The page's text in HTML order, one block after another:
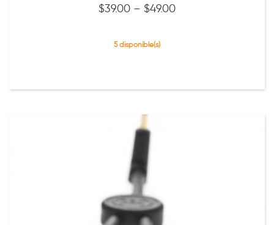
$39.00 – $49.00Precio
5 disponible(s)